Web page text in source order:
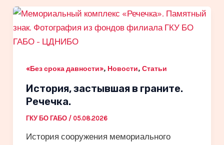
«Без срока давности», Новости, Статьи
История, застывшая в граните.
Речечка.
ГКУ БО ГАБО / 05.08.2026
История сооружения мемориального